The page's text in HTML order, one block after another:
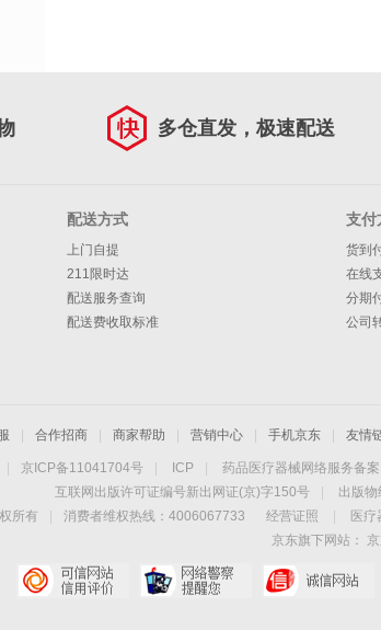
多仓直发，极速配送
配送方式
上门自提
211限时达
配送服务查询
配送费收取标准
支付
货到
在线
分期
公司
合作招商 商家帮助 营销中心 手机京东 友情
京ICP备11041704号 ICP 药品医疗器械网络服务备案
互联网出版许可证编号新出网证(京)字150号
出版物
所有 消费者维权热线：4006067733 经营证照 医
京东旗下网站：